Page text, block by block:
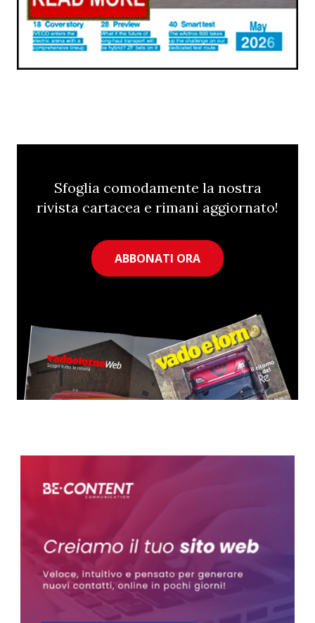
Sfoglia comodamente la nostra
rivista cartacea e rimani aggiornato!
ABBONATI ORA